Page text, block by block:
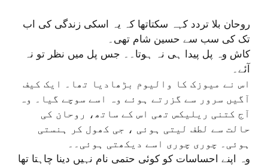
روحان بلا تردد کہہ سکتاتھا کہ یہ اسکی زندگی کی اب
تک کی سب سے حسین شام تھی۔
کاش وہ پل پیدا ہی نہ ہوتا۔۔ جس پل میں نظر تو نہ
آئے۔
اس نے میوزک کا والیوم بڑھادیا تھا۔ ایک کیف
آگیں سرور سے گزرتے ہوئے وہ اسے سوچے گیا۔ وہ
آج کتنی ریلیکس تھی اس کے ساتھ، روحان کی
حالت سے لطف لیتی ہوئی ، جی کھول کر ہنستی
ہوئی۔ چوری چوری اسے دیکھتی ہوئی۔۔
وہ اپنے احساسات کو کوئی حتمی نام نہیں دینا چاہتا تھا